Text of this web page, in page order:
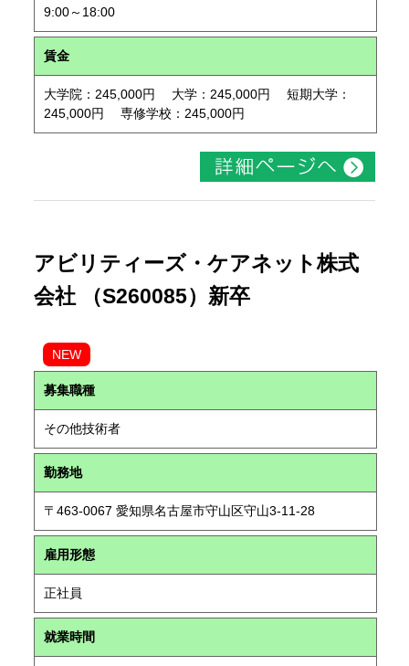
9:00～18:00
賃金
大学院：245,000円 大学：245,000円 短期大学：
245,000円 専修学校：245,000円
アビリティーズ・ケアネット株式
会社 （S260085）新卒
NEW
募集職種
その他技術者
勤務地
〒463-0067 愛知県名古屋市守山区守山3-11-28
雇用形態
正社員
就業時間